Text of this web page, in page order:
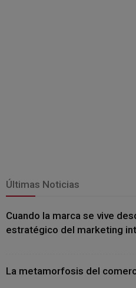
Últimas Noticias
Cuando la marca se vive
estratégico del marketing
La metamorfosis del